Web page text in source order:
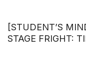
[STUDENT’S
STAGE FRIGHT: